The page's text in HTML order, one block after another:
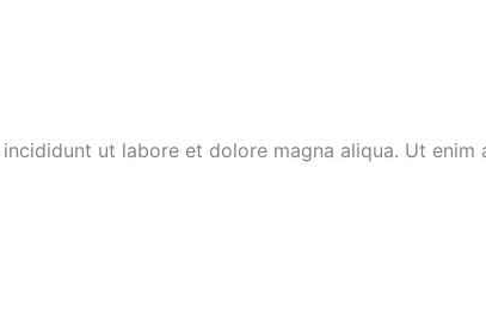
ut labore et dolore magna aliqua. Ut enim